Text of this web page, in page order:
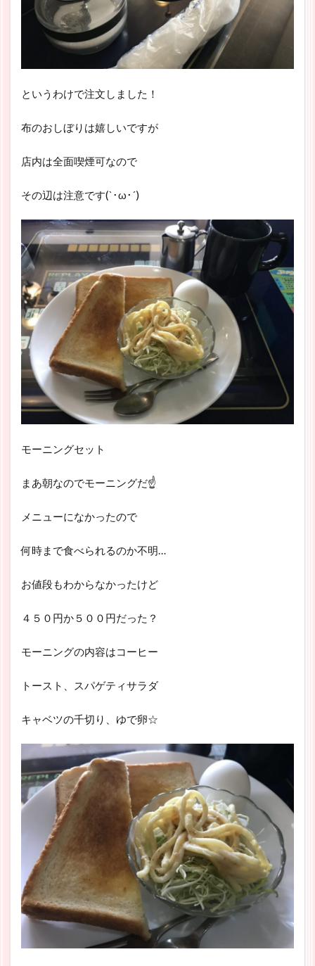
というわけで注文しました！
布のおしぼりは嬉しいですが
店内は全面喫煙可なので
その辺は注意です(`･ω･´)
モーニングセット
まあ朝なのでモーニングだ☝
メニューになかったので
何時まで食べられるのか不明…
お値段もわからなかったけど
４５０円か５００円だった？
モーニングの内容はコーヒー
トースト、スパゲティサラダ
キャベツの千切り、ゆで卵☆